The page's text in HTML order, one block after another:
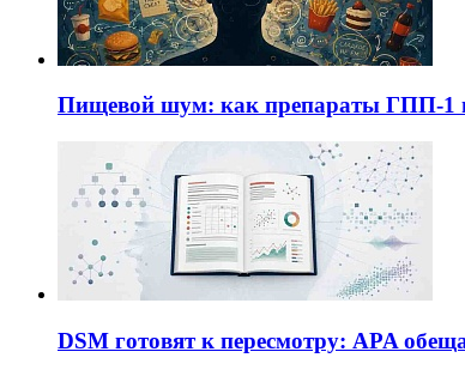
Пищевой шум: как препараты ГПП-1
DSM готовят к пересмотру: APA